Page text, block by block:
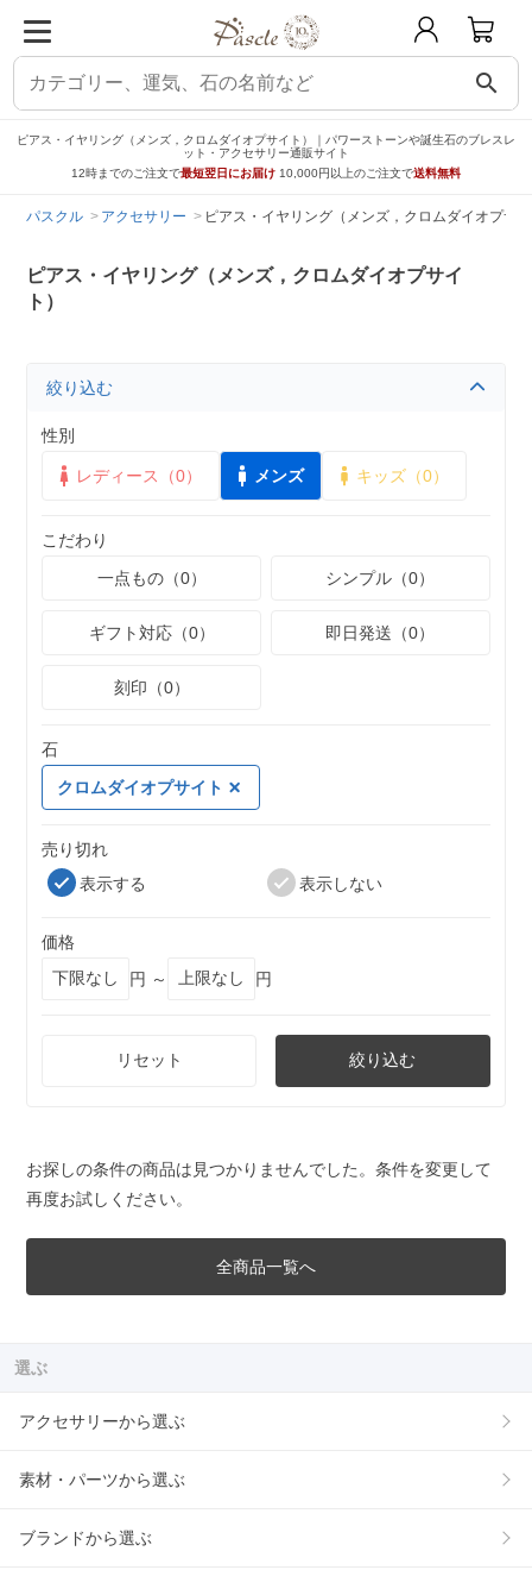
search
ピアス・イヤリング（メンズ，クロムダイオプサイト）｜パワーストーンや誕生石のブレスレ
ット・アクセサリー通販サイト
12時までのご注文で最短翌日にお届け 10,000円以上のご注文で送料無料
パスクル アクセサリー ピアス・イヤリング（メンズ，クロムダイオプサ
ピアス・イヤリング（メンズ，クロムダイオプサイ
ト）
絞り込む
性別
レディース（0） メンズ キッズ（0）
こだわり
一点もの（0）
シンプル（0）
ギフト対応（0） 即日発送（0）
刻印（0）
石
クロムダイオプサイト
売り切れ
表示する
表示しない
価格
円 ～
円
リセット 絞り込む
お探しの条件の商品は見つかりませんでした。条件を変更して
再度お試しください。
全商品一覧へ
選ぶ
アクセサリーから選ぶ
素材・パーツから選ぶ
ブランドから選ぶ